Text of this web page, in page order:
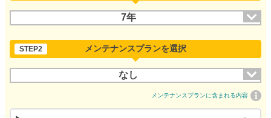
7年
STEP2 メンテナンスプランを選択
なし
メンテナンスプランに含まれる内容